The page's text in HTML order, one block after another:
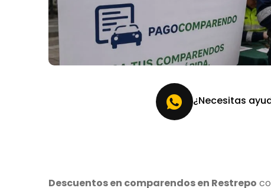
¿Necesitas
Descuentos en comparendos en Restrepo